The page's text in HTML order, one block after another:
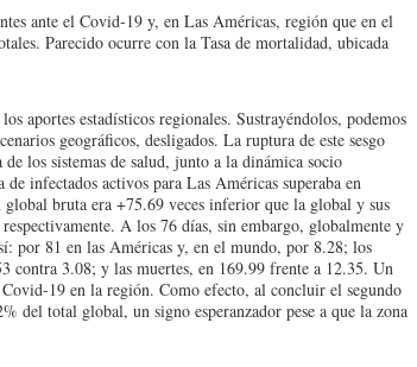
ante el Covid-19 y, en Las Américas, región que en el
Parecido ocurre con la Tasa de mortalidad, ubicada
aportes estadísticos regionales. Sustrayéndolos, podemos
geográficos, desligados. La ruptura de este sesgo
los sistemas de salud, junto a la dinámica socio
infectados activos para Las Américas superaba en
bruta era +75.69 veces inferior que la global y sus
A los 76 días, sin embargo, globalmente y
por 81 en las Américas y, en el mundo, por 8.28; los
contra 3.08; y las muertes, en 169.99 frente a 12.35. Un
19 en la región. Como efecto, al concluir el segundo
del total global, un signo esperanzador pese a que la zona